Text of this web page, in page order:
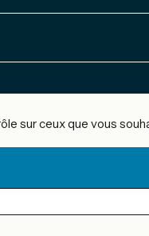
sur ceux que vous